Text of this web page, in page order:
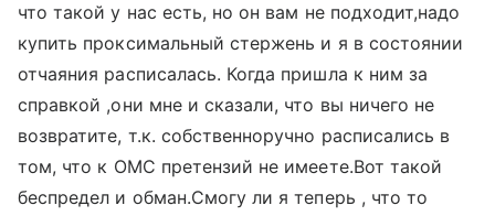
что такой у нас есть, но он вам не подходит,надо
купить проксимальный стержень и я в состоянии
отчаяния расписалась. Когда пришла к ним за
справкой ,они мне и сказали, что вы ничего не
возвратите, т.к. собственноручно расписались в
том, что к ОМС претензий не имеете.Вот такой
беспредел и обман.Смогу ли я теперь , что то